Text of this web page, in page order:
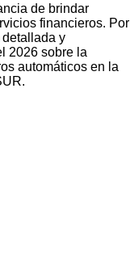
de brindar
financieros. Por
y
2026 sobre la
automáticos en la